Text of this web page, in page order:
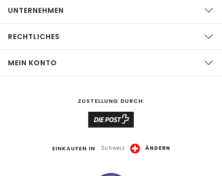
UNTERNEHMEN
RECHTLICHES
MEIN KONTO
ZUSTELLUNG DURCH:
EINKAUFEN IN Schweiz ÄNDERN